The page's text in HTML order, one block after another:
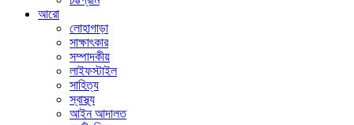
আরো
লোহাগাড়া
সাক্ষাৎকার
সম্পাদকীয়
লাইফস্টাইল
সাহিত্য
স্বাস্থ্য
আইন আদালত